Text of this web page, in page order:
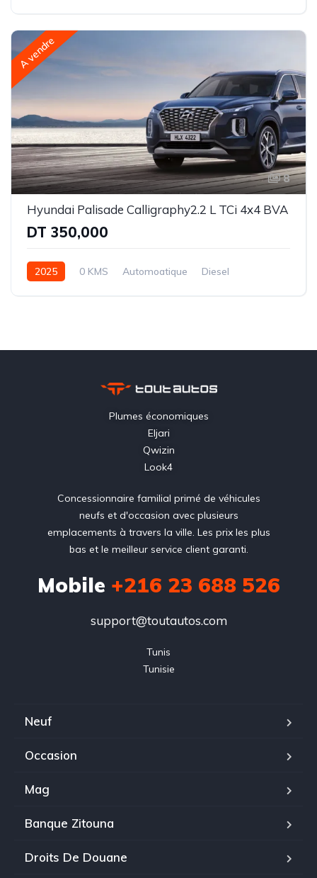
A vendre
8
Hyundai Palisade Calligraphy2.2 L TCi 4x4 BVA
DT 350,000
2025 0 KMS Automoatique
Diesel
Plumes économiques
Eljari
Qwizin
Look4
Concessionnaire familial primé de véhicules
neufs et d'occasion avec plusieurs
emplacements à travers la ville. Les prix les plus
bas et le meilleur service client garanti.
Mobile +216 23 688 526
support@toutautos.com
Tunis
Tunisie
Neuf
Occasion
Mag
Banque Zitouna
Droits De Douane